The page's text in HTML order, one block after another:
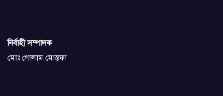
নির্বাহী সম্পাদক
মোঃ গোলাম মোস্তফা